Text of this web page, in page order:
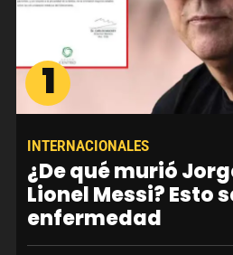
1
INTERNACIONALES
¿De qué murió
Lionel Messi? Esto
enfermedad